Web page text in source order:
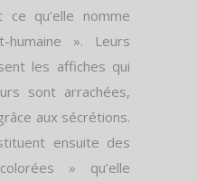
qu’elle nomme
». Leurs
les affiches qui
sont arrachées,
aux sécrétions.
ensuite des
» qu’elle